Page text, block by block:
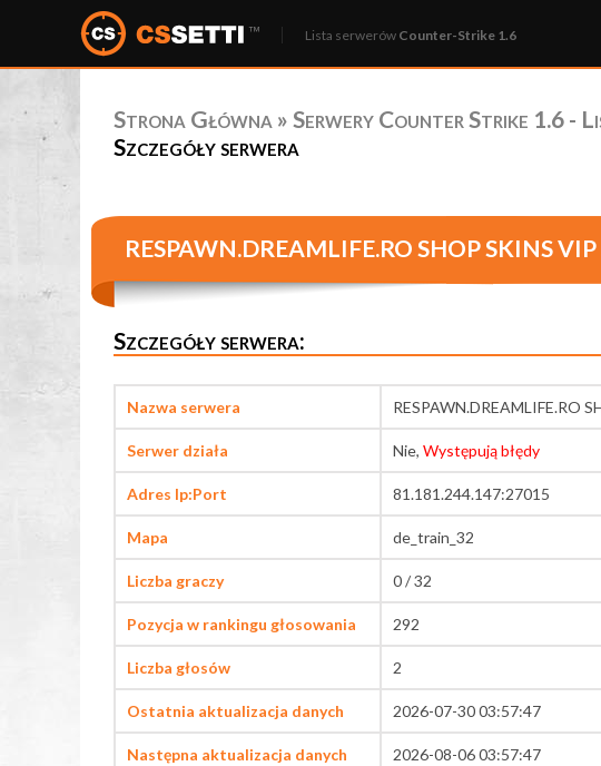
Lista serwerów Counter-Strike 1.6
Strona Główna » Serwery Counter Strike 1.6 -
Szczegóły serwera
RESPAWN.DREAMLIFE.RO SHOP SKINS
Szczegóły serwera:
Nazwa serwera RESPAWN.DREAMLIFE.RO
Serwer działa Nie, Występują błędy
Adres Ip:Port 81.181.244.147:27015
Mapa de_train_32
Liczba graczy 0 / 32
Pozycja w rankingu głosowania 292
Liczba głosów 2
Ostatnia aktualizacja danych 2026-07-30 03:57:47
Następna aktualizacja danych 2026-08-06 03:57:47